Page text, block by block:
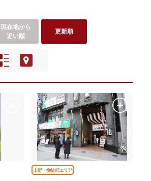
現在地から
近い順
更新順
上野・御徒町エリア